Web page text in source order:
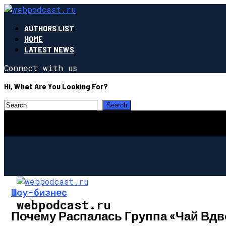
AUTHORS LIST
HOME
LATEST NEWS
Connect with us
Hi, What Are You Looking For?
webpodcast.ru
Шоу-бизнес
Почему Распалась Группа «Чай